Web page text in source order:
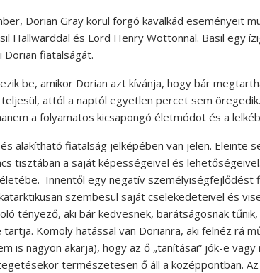
Dorian Gray körül forgó kavalkád eseményeit
Hallwarddal és Lord Henry Wottonnal. Basil egy
fiatalságát.
be, amikor Dorian azt kívánja, hogy bár
attól a naptól egyetlen percet sem
a folyamatos kicsapongó életmódot és a
alakítható fiatalság jelképében van jelen. Eleinte
tisztában a saját képességeivel és
Innentől egy negatív személyiségfejlődést
szembesül saját cselekedeteivel és
tényező, aki bár kedvesnek, barátságosnak
Komoly hatással van Dorianra, aki felnéz rá
is nagyon akarja), hogy az ő „tanításai” jók-e
természetesen ő áll a középpontban.